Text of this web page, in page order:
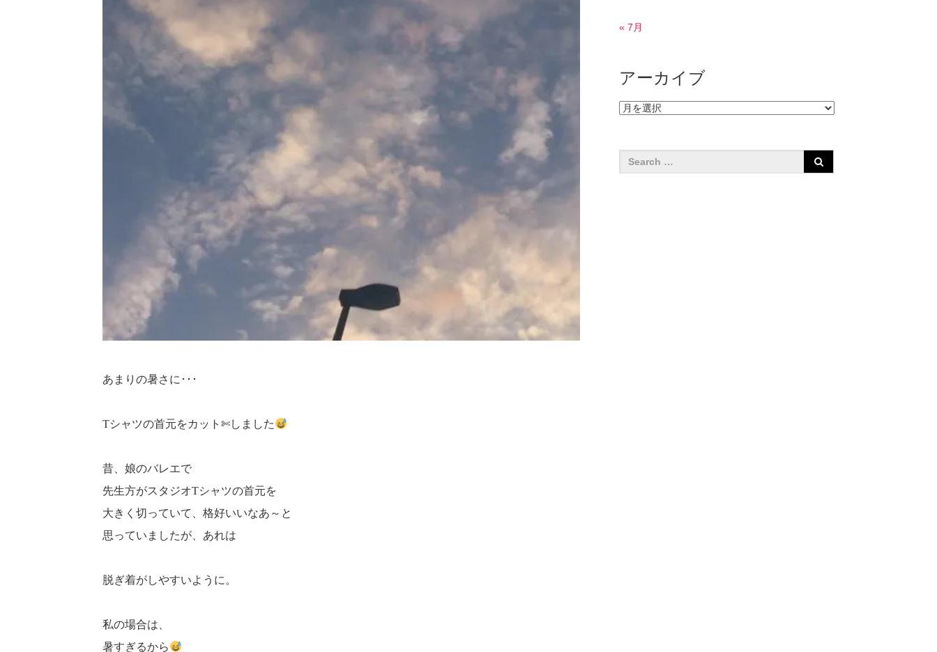
あまりの暑さに･･･
Tシャツの首元をカット✄しました
昔、娘のバレエで
先生方がスタジオTシャツの首元を
大きく切っていて、格好いいなあ～と
思っていましたが、あれは
脱ぎ着がしやすいように。
私の場合は、
暑すぎるから
« 7月
アーカイブ
ア
イ
ブ